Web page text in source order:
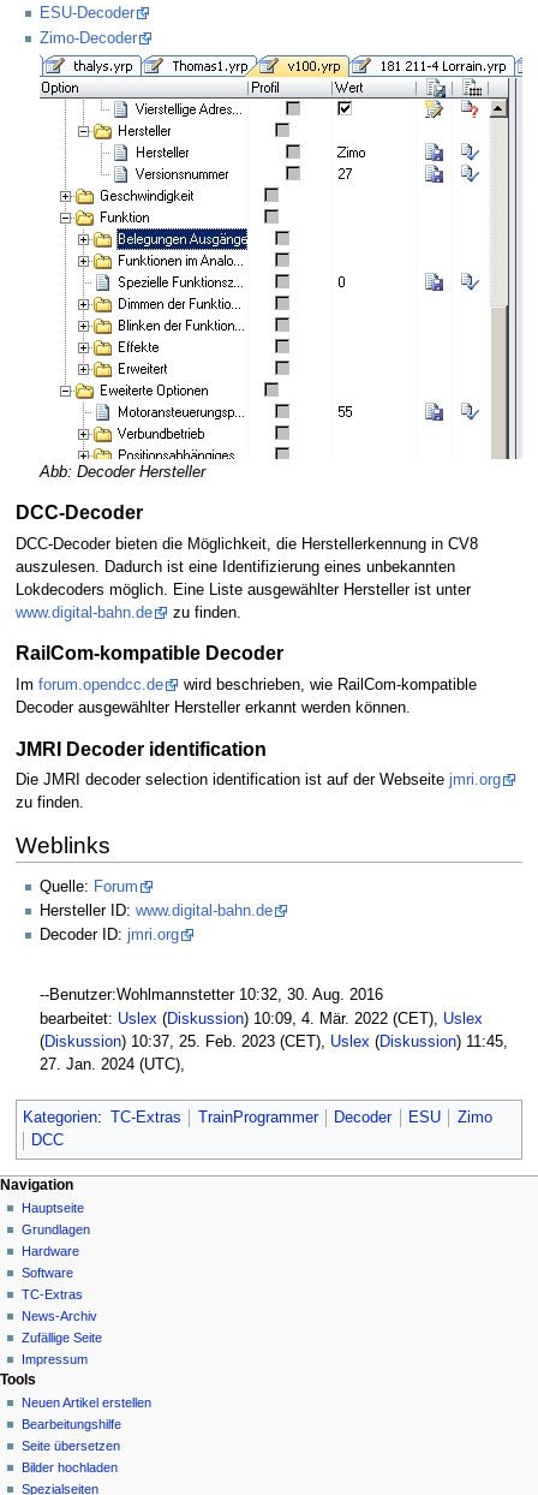
ESU-Decoder
Zimo-Decoder
Abb: Decoder Hersteller
DCC-Decoder
DCC-Decoder bieten die Möglichkeit, die Herstellerkennung in CV8
auszulesen. Dadurch ist eine Identifizierung eines unbekannten
Lokdecoders möglich. Eine Liste ausgewählter Hersteller ist unter
www.digital-bahn.de
zu finden.
RailCom-kompatible Decoder
Im forum.opendcc.de
wird beschrieben, wie RailCom-kompatible
Decoder ausgewählter Hersteller erkannt werden können.
JMRI Decoder identification
Die JMRI decoder selection identification ist auf der Webseite jmri.org
zu finden.
Weblinks
Quelle: Forum
Hersteller ID: www.digital-bahn.de
Decoder ID: jmri.org
--Benutzer:Wohlmannstetter 10:32, 30. Aug. 2016‎
bearbeitet: Uslex (Diskussion) 10:09, 4. Mär. 2022 (CET), Uslex
(Diskussion) 10:37, 25. Feb. 2023 (CET), Uslex (Diskussion) 11:45,
27. Jan. 2024 (UTC),
Kategorien: TC-Extras TrainProgrammer Decoder ESU
Zimo
DCC
N
a
v
g
a
i
o
n
s
m
Seitenaktionen
Seite
Diskussion
Lesen
Quelltext
anzeigen
Versionsgeschichte
Meine Werkzeuge
Deutsch
Anmelden
Navigation
Hauptseite
Grundlagen
Hardware
Software
TC-Extras
News-Archiv
Zufällige Seite
Impressum
Tools
Neuen Artikel erstellen
Bearbeitungshilfe
Seite übersetzen
Bilder hochladen
Spezialseiten